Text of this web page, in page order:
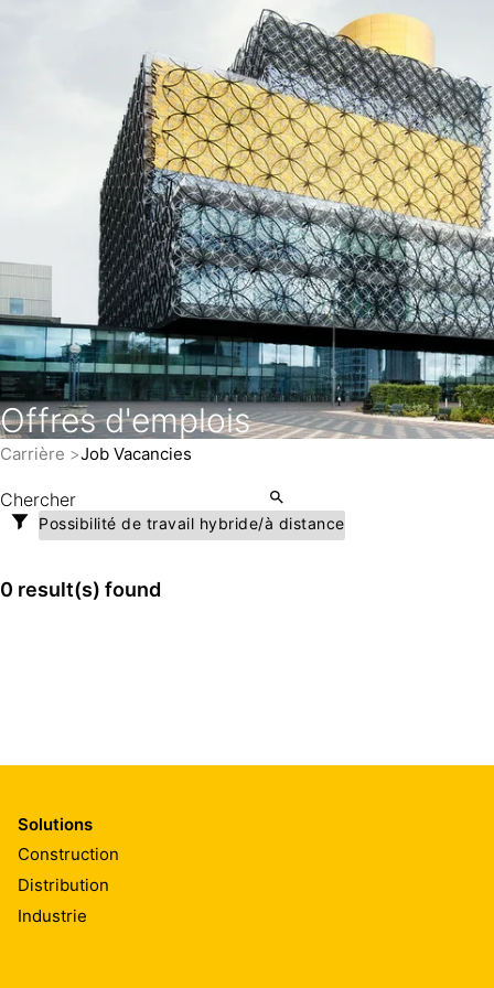
Offres d'emplois
Carrière Job Vacancies
Possibilité de travail hybride/à distance
0 result(s) found
Solutions
Construction
Distribution
Industrie